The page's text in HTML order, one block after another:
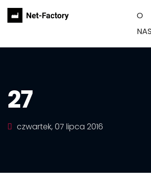
O
NAS
27
czwartek, 07 lipca 2016